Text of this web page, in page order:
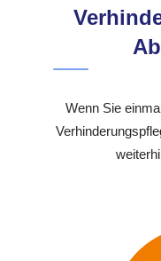
Wenn Sie